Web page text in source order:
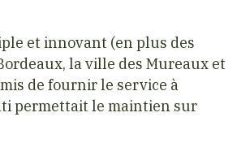
et innovant (en plus des
la ville des Mureaux et
de fournir le service à
permettait le maintien sur